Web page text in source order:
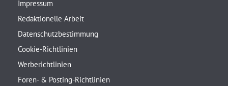
Impressum
Redaktionelle Arbeit
Datenschutzbestimmung
Cookie-Richtlinien
Werberichtlinien
Foren- & Posting-Richtlinien